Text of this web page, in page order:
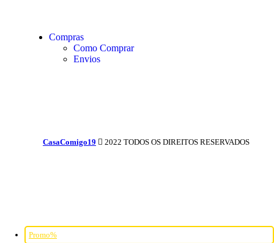
Compras
Como Comprar
Envios
CasaComigo19 2022 TODOS OS DIREITOS RESERVADOS
Promo%